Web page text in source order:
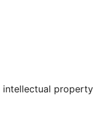
de Tumblr
intellectual property